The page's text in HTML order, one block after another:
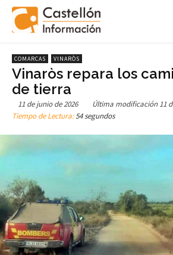
COMARCAS VINARÒS
Vinaròs repara los
de tierra
11 de junio de 2026 Última modificación 11
Tiempo de Lectura:54 segundos